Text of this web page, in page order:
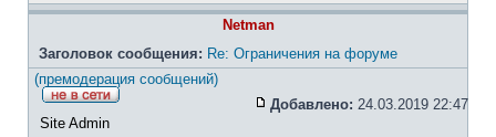
Netman
Заголовок сообщения: Re: Ограничения на форуме
(премодерация сообщений)
Добавлено: 24.03.2019 22:47
Site Admin